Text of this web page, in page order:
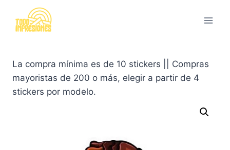
contenido
La compra mínima es de 10 stickers || Compras
mayoristas de 200 o más, elegir a partir de 4
stickers por modelo.